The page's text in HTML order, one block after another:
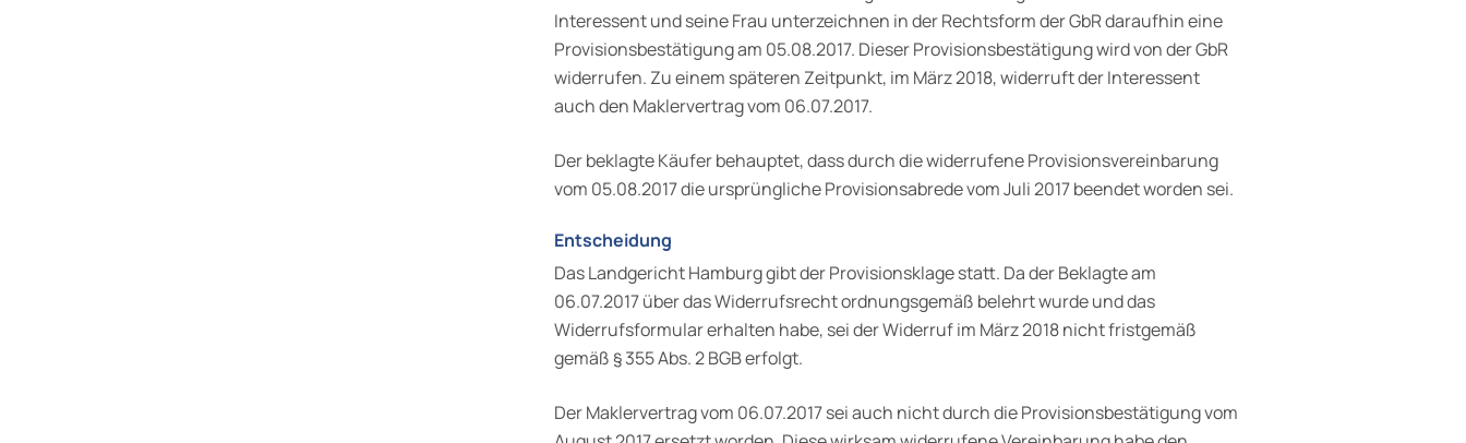
Interessent und seine Frau unterzeichnen in der Rechtsform der GbR daraufhin eine
Provisionsbestätigung am 05.08.2017. Dieser Provisionsbestätigung wird von der GbR
widerrufen. Zu einem späteren Zeitpunkt, im März 2018, widerruft der Interessent
auch den Maklervertrag vom 06.07.2017.
Der beklagte Käufer behauptet, dass durch die widerrufene Provisionsvereinbarung
vom 05.08.2017 die ursprüngliche Provisionsabrede vom Juli 2017 beendet worden sei.
Entscheidung
Das Landgericht Hamburg gibt der Provisionsklage statt. Da der Beklagte am
06.07.2017 über das Widerrufsrecht ordnungsgemäß belehrt wurde und das
Widerrufsformular erhalten habe, sei der Widerruf im März 2018 nicht fristgemäß
gemäß § 355 Abs. 2 BGB erfolgt.
Der Maklervertrag vom 06.07.2017 sei auch nicht durch die Provisionsbestätigung vom